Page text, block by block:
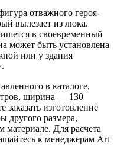
отважного героя-
вылезает из люка.
в своевременный
может быть установлена
или у здания
в каталоге,
ширина — 130
изготовление
другого размера,
материале. Для расчета
к менеджерам Art